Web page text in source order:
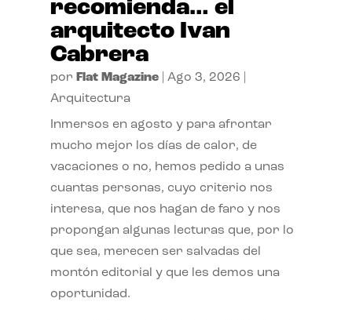
recomienda… el
arquitecto Ivan
Cabrera
por Flat Magazine| Ago 3, 2026
Arquitectura
Inmersos en agosto y para afrontar
mucho mejor los días de calor, de
vacaciones o no, hemos pedido a unas
cuantas personas, cuyo criterio nos
interesa, que nos hagan de faro y nos
propongan algunas lecturas que, por lo
que sea, merecen ser salvadas del
montón editorial y que les demos una
oportunidad.